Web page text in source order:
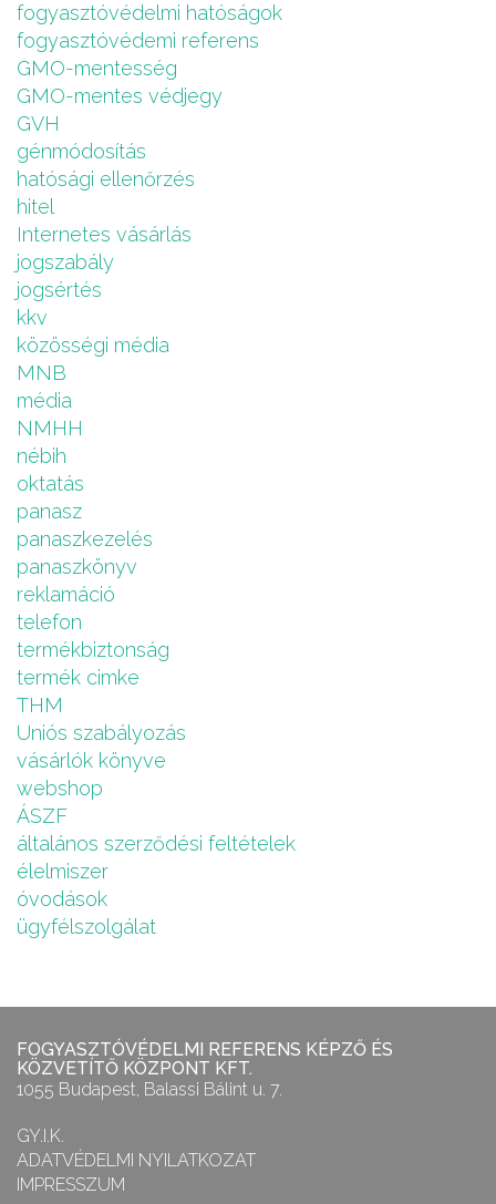
fogyasztóvédelmi hatóságok
fogyasztóvédemi referens
GMO-mentesség
GMO-mentes védjegy
GVH
génmódosítás
hatósági ellenőrzés
hitel
Internetes vásárlás
jogszabály
jogsértés
kkv
közösségi média
MNB
média
NMHH
nébih
oktatás
panasz
panaszkezelés
panaszkönyv
reklamáció
telefon
termékbiztonság
termék cimke
THM
Uniós szabályozás
vásárlók könyve
webshop
ÁSZF
általános szerződési feltételek
élelmiszer
óvodások
ügyfélszolgálat
FOGYASZTÓVÉDELMI REFERENS KÉPZŐ ÉS
KÖZVETÍTŐ KÖZPONT KFT.
1055 Budapest, Balassi Bálint u. 7.
GY.I.K.
ADATVÉDELMI NYILATKOZAT
IMPRESSZUM